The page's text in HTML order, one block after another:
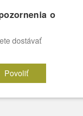
o
dostávať
Povoliť